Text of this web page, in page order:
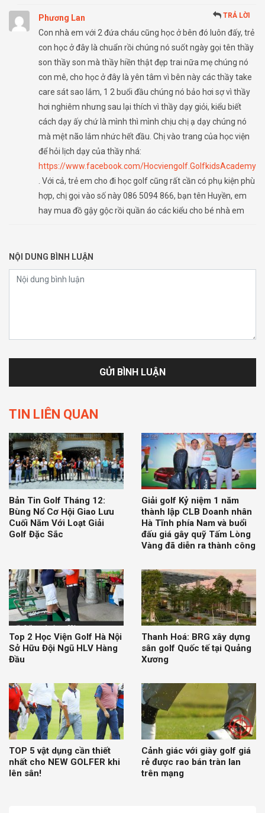
Phương Lan TRẢ LỜI
Con nhà em với 2 đứa cháu cũng học ở bên đó luôn đấy, trẻ
con học ở đây là chuẩn rồi chúng nó suốt ngày gọi tên thầy
son thầy son mà thầy hiền thật đẹp trai nữa mẹ chúng nó
con mê, cho học ở đây là yên tâm vì bên này các thầy take
care sát sao lắm, 1 2 buổi đầu chúng nó bảo hơi sợ vì thầy
hơi nghiêm nhưng sau lại thích vì thầy dạy giỏi, kiểu biết
cách dạy ấy chứ là mình thì mình chịu chị ạ dạy chúng nó
mà mệt não lắm nhức hết đầu. Chị vào trang của học viện
để hỏi lịch dạy của thầy nhá:
https://www.facebook.com/Hocviengolf.GolfkidsAcademy
. Với cả, trẻ em cho đi học golf cũng rất cần có phụ kiện phù
hợp, chị gọi vào số này 086 5094 866, bạn tên Huyền, em
hay mua đồ gậy gộc rồi quần áo các kiểu cho bé nhà em
NỘI DUNG BÌNH LUẬN
TIN LIÊN QUAN
Bản Tin Golf Tháng 12:
Bùng Nổ Cơ Hội Giao Lưu
Cuối Năm Với Loạt Giải
Golf Đặc Sắc
Giải golf Kỷ niệm 1 năm
thành lập CLB Doanh nhân
Hà Tĩnh phía Nam và buổi
đấu giá gây quỹ Tấm Lòng
Vàng đã diễn ra thành công
Top 2 Học Viện Golf Hà Nội
Sở Hữu Đội Ngũ HLV Hàng
Đầu
Thanh Hoá: BRG xây dựng
sân golf Quốc tế tại Quảng
Xương
TOP 5 vật dụng cần thiết
nhất cho NEW GOLFER khi
lên sân!
Cảnh giác với giày golf giá
rẻ được rao bán tràn lan
trên mạng